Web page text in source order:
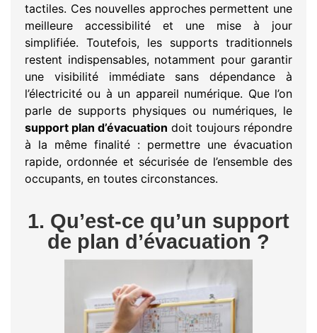
tactiles. Ces nouvelles approches permettent une
meilleure accessibilité et une mise à jour
simplifiée. Toutefois, les supports traditionnels
restent indispensables, notamment pour garantir
une visibilité immédiate sans dépendance à
l’électricité ou à un appareil numérique. Que l’on
parle de supports physiques ou numériques, le
support plan d’évacuation doit toujours répondre
à la même finalité : permettre une évacuation
rapide, ordonnée et sécurisée de l’ensemble des
occupants, en toutes circonstances.
1. Qu’est-ce qu’un support
de plan d’évacuation ?